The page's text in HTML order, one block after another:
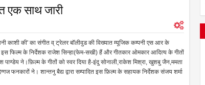
एक साथ जारी
काशी की' का संगीत व् ट्रेलर बॉलीवुड की विख्यात म्यूजिक कम्पनी एस आर के
है। इस फिल्म के निर्देशक राजेश सिन्हा(फेम-सखी) हैं और गीतकार ओमकार आदित्य के गीतों
पाण्डेय ने।फ़िल्म के गीतों को स्वर दिया है-इंदु सोनाली,राकेश मिश्रा, खुशबु जैन,ममता
फनकारों ने। शान्तनु बैद्य द्वारा सम्पादित इस फ़िल्म के सहायक निर्देशक संजय शर्मा